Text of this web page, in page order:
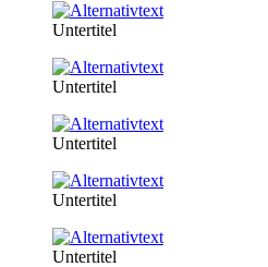
Untertitel
Untertitel
Untertitel
Untertitel
Untertitel